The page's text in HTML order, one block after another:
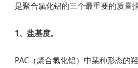
是聚合氯化铝的三个最重要的质量指
1、盐基度。
PAC（聚合氯化铝）中某种形态的